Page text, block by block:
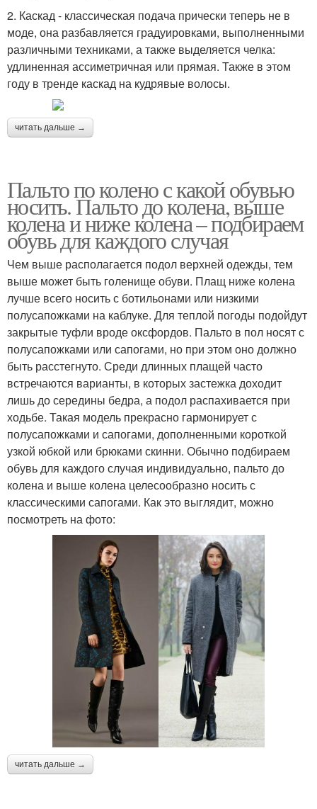
2. Каскад - классическая подача прически теперь не в
моде, она разбавляется градуировками, выполненными
различными техниками, а также выделяется челка:
удлиненная ассиметричная или прямая. Также в этом
году в тренде каскад на кудрявые волосы.
читать дальше →
Пальто по колено с какой обувью
носить. Пальто до колена, выше
колена и ниже колена – подбираем
обувь для каждого случая
Чем выше располагается подол верхней одежды, тем
выше может быть голенище обуви. Плащ ниже колена
лучше всего носить с ботильонами или низкими
полусапожками на каблуке. Для теплой погоды подойдут
закрытые туфли вроде оксфордов. Пальто в пол носят с
полусапожками или сапогами, но при этом оно должно
быть расстегнуто. Среди длинных плащей часто
встречаются варианты, в которых застежка доходит
лишь до середины бедра, а подол распахивается при
ходьбе. Такая модель прекрасно гармонирует с
полусапожками и сапогами, дополненными короткой
узкой юбкой или брюками скинни. Обычно подбираем
обувь для каждого случая индивидуально, пальто до
колена и выше колена целесообразно носить с
классическими сапогами. Как это выглядит, можно
посмотреть на фото:
читать дальше →